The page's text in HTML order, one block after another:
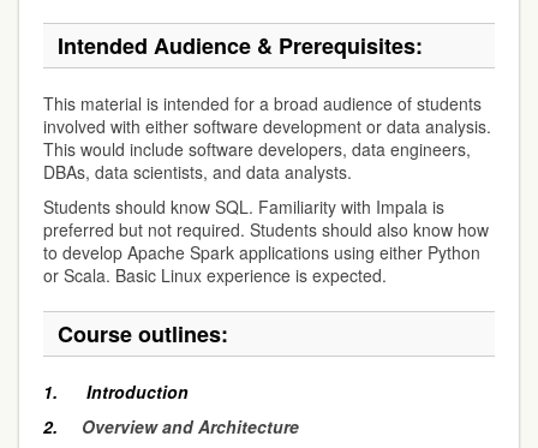
Intended Audience & Prerequisites:
This material is intended for a broad audience of students
involved with either software development or data analysis.
This would include software developers, data engineers,
DBAs, data scientists, and data analysts.
Students should know SQL. Familiarity with Impala is
preferred but not required. Students should also know how
to develop Apache Spark applications using either Python
or Scala. Basic Linux experience is expected.
Course outlines:
1. Introduction
2. Overview and Architecture